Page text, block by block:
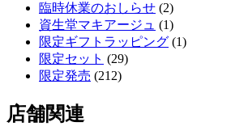
臨時休業のおしらせ (2)
資生堂マキアージュ (1)
限定ギフトラッピング (1)
限定セット (29)
限定発売 (212)
店舗関連